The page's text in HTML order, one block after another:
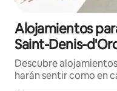
Alojamientos
Saint-Denis-
Descubre
harán sentir como en